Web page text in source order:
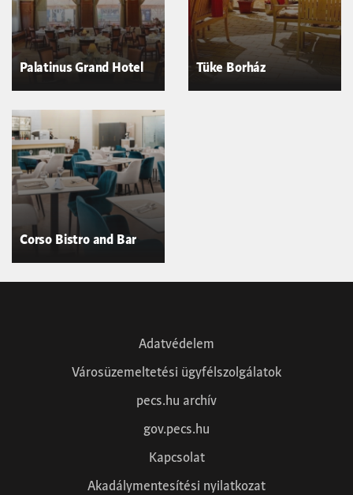
Palatinus Grand Hotel Tüke Borház
Corso Bistro and Bar
Adatvédelem
Városüzemeltetési ügyfélszolgálatok
pecs.hu archív
gov.pecs.hu
Kapcsolat
Akadálymentesítési nyilatkozat